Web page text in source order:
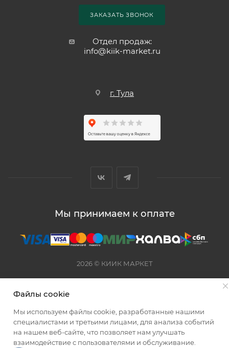
ЗАКАЗАТЬ ЗВОНОК
Отдел продаж:
info@kiik-market.ru
г. Тула
Мы принимаем к оплате
2026 © КИИК МАРКЕТ
Файлы cookie
Мы используем файлы cookie, разработанные нашими
специалистами и третьими лицами, для анализа событий
на нашем веб-сайте, что позволяет нам улучшать
взаимодействие с пользователями и обслуживание.